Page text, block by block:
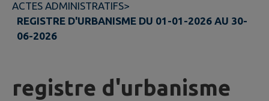
ACTES ADMINISTRATIFS>
REGISTRE D'URBANISME DU 01-01-2026 AU 30-
06-2026
registre d'urbanisme